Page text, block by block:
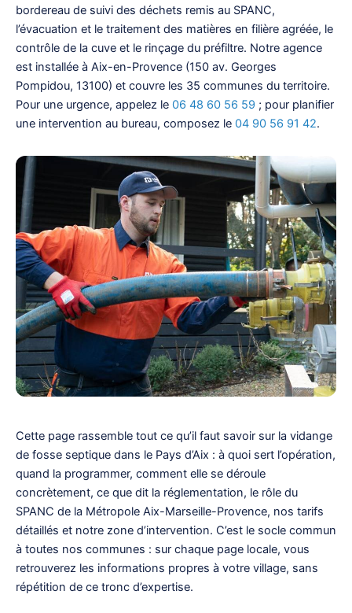
bordereau de suivi des déchets remis au SPANC,
l’évacuation et le traitement des matières en filière agréée, le
contrôle de la cuve et le rinçage du préfiltre. Notre agence
est installée à Aix-en-Provence (150 av. Georges
Pompidou, 13100) et couvre les 35 communes du territoire.
Pour une urgence, appelez le 06 48 60 56 59 ; pour planifier
une intervention au bureau, composez le 04 90 56 91 42.
Cette page rassemble tout ce qu’il faut savoir sur la vidange
de fosse septique dans le Pays d’Aix : à quoi sert l’opération,
quand la programmer, comment elle se déroule
concrètement, ce que dit la réglementation, le rôle du
SPANC de la Métropole Aix-Marseille-Provence, nos tarifs
détaillés et notre zone d’intervention. C’est le socle commun
à toutes nos communes : sur chaque page locale, vous
retrouverez les informations propres à votre village, sans
répétition de ce tronc d’expertise.